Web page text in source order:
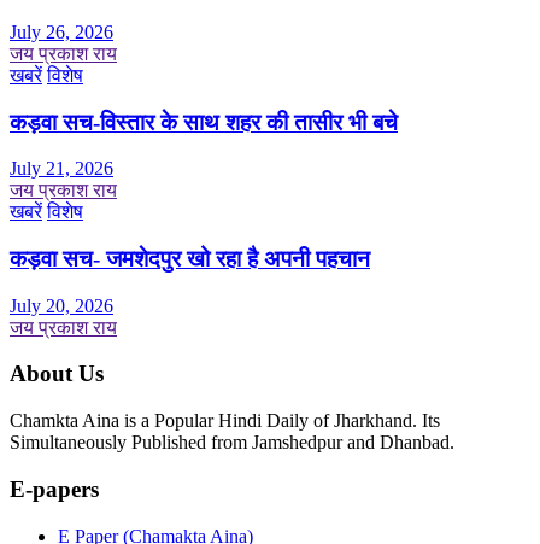
July 26, 2026
जय प्रकाश राय
खबरें विशेष
कड़वा सच-विस्तार के साथ शहर की तासीर भी बचे
July 21, 2026
जय प्रकाश राय
खबरें विशेष
कड़वा सच- जमशेदपुर खो रहा है अपनी पहचान
July 20, 2026
जय प्रकाश राय
About Us
Chamkta Aina is a Popular Hindi Daily of Jharkhand. Its
Simultaneously Published from Jamshedpur and Dhanbad.
E-papers
E Paper (Chamakta Aina)